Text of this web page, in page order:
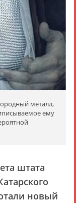
металл,
ему
штата
новый